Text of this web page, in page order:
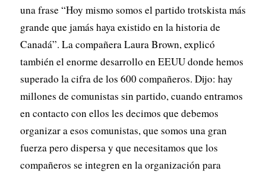
una frase “Hoy mismo somos el partido trotskista más
grande que jamás haya existido en la historia de
Canadá”. La compañera Laura Brown, explicó
también el enorme desarrollo en EEUU donde hemos
superado la cifra de los 600 compañeros. Dijo: hay
millones de comunistas sin partido, cuando entramos
en contacto con ellos les decimos que debemos
organizar a esos comunistas, que somos una gran
fuerza pero dispersa y que necesitamos que los
compañeros se integren en la organización para